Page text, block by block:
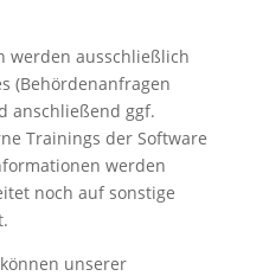
werden ausschließlich
(Behördenanfragen
anschließend ggf.
Trainings der Software
werden
noch auf sonstige
unserer